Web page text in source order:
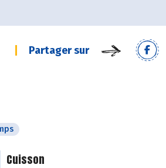
Partager sur
Cuisson